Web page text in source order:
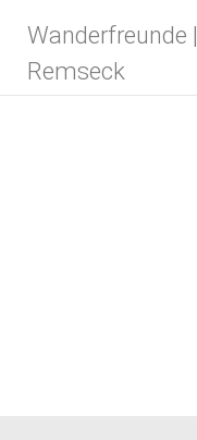
Inhalt
springen
Wanderfreunde |
Remseck